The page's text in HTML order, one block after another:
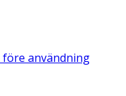
före användning